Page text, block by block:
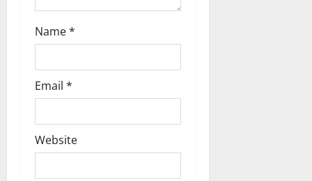
Name*
Email *
Website